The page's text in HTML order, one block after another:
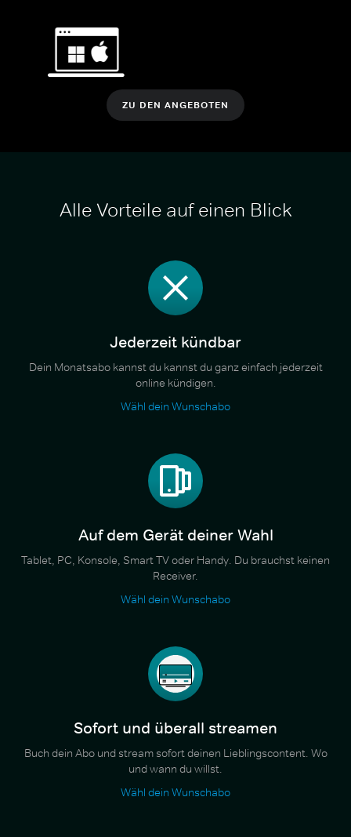
ZU DEN ANGEBOTEN
Alle Vorteile auf einen Blick
Jederzeit kündbar
Dein Monatsabo kannst du kannst du ganz einfach jederzeit
online kündigen.
Wähl dein Wunschabo
Auf dem Gerät deiner Wahl
Tablet, PC, Konsole, Smart TV oder Handy. Du brauchst keinen
Receiver.
Wähl dein Wunschabo
Sofort und überall streamen
Buch dein Abo und stream sofort deinen Lieblingscontent. Wo
und wann du willst.
Wähl dein Wunschabo